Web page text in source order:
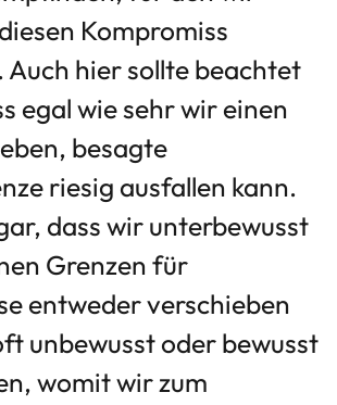
Kompromiss
Auch hier sollte beachtet
egal wie sehr wir einen
besagte
riesig ausfallen kann.
dass wir unterbewusst
Grenzen für
entweder verschieben
unbewusst oder bewusst
womit wir zum